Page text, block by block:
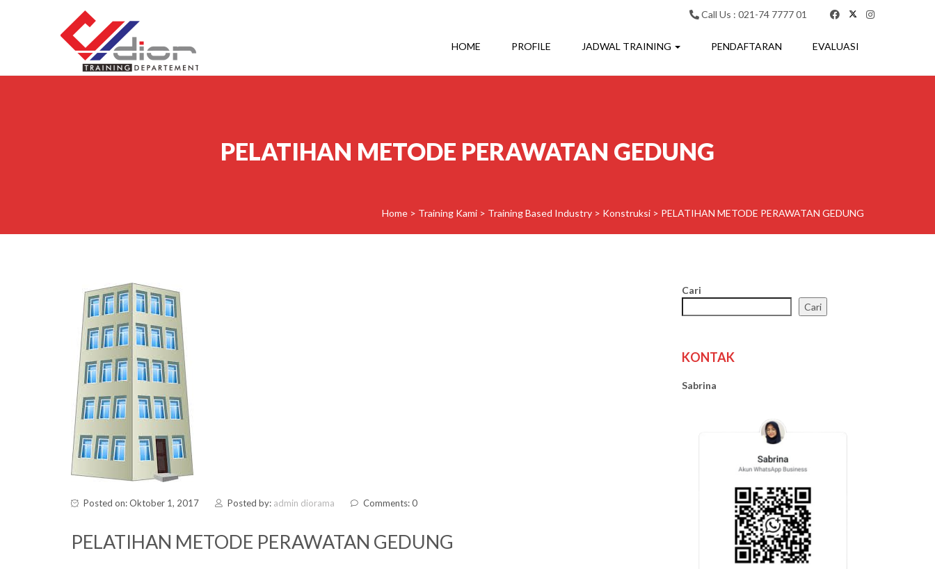
Call Us : 021-74 7777 01
HOME PROFILE JADWAL TRAINING PENDAFTARAN EVALUASI
PELATIHAN METODE PERAWATAN GEDUNG
Home > Training Kami > Training Based Industry > Konstruksi > PELATIHAN METODE PERAWATAN GEDUNG
Posted on: Oktober 1, 2017 Posted by: admin diorama Comments: 0
PELATIHAN METODE PERAWATAN GEDUNG
Cari
Cari
KONTAK
Sabrina